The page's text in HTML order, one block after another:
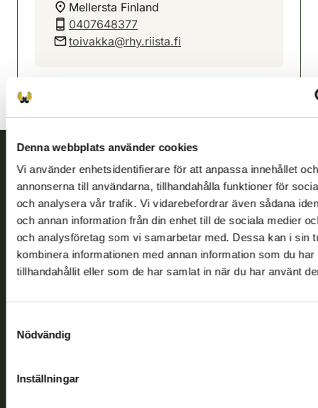
Denna webbplats använder cookies
Vi använder enhetsidentifierare för att anpassa innehållet och
annonserna till användarna, tillhandahålla funktioner för
och analysera vår trafik. Vi vidarebefordrar även sådana
och annan information från din enhet till de sociala medier
och analysföretag som vi samarbetar med. Dessa kan i sin
kombinera informationen med annan information som du har
tillhandahållit eller som de har samlat in när du har använt
Nödvändig
Inställningar
Mellersta Finland
0407648377
toivakka@rhy.riista.fi
Finlands viltcentral
Finlands viltcentral främjar en hållbar vilthushållning, stöder
verkställs och svarar för de offentliga förvaltningsuppgifter
som föreskrivs.
Kundtjänst
tel. 029 431 2001